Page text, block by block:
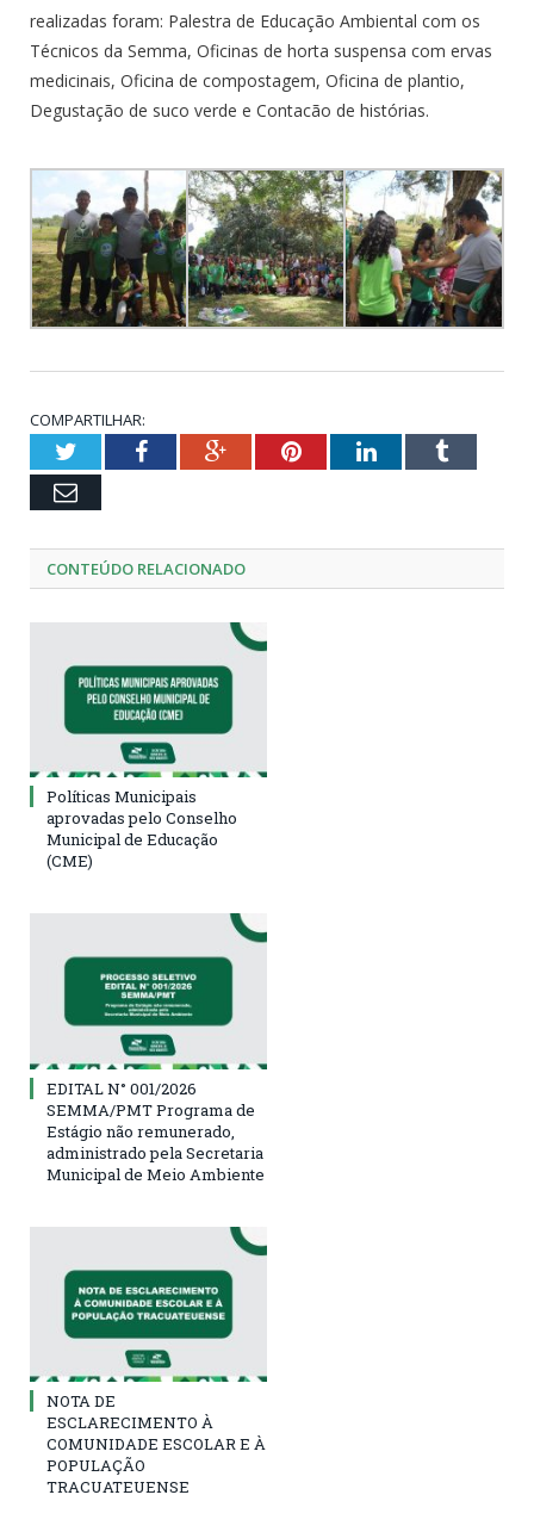
realizadas foram: Palestra de Educação Ambiental com os
Técnicos da Semma, Oficinas de horta suspensa com ervas
medicinais, Oficina de compostagem, Oficina de plantio,
Degustação de suco verde e Contacão de histórias.
COMPARTILHAR:
TwitterFacebookGoogle+PinterestLinkedInTumblr
Email
CONTEÚDO RELACIONADO
Políticas Municipais
aprovadas pelo Conselho
Municipal de Educação
(CME)
EDITAL N° 001/2026
SEMMA/PMT Programa de
Estágio não remunerado,
administrado pela Secretaria
Municipal de Meio Ambiente
NOTA DE
ESCLARECIMENTO À
COMUNIDADE ESCOLAR E À
POPULAÇÃO
TRACUATEUENSE